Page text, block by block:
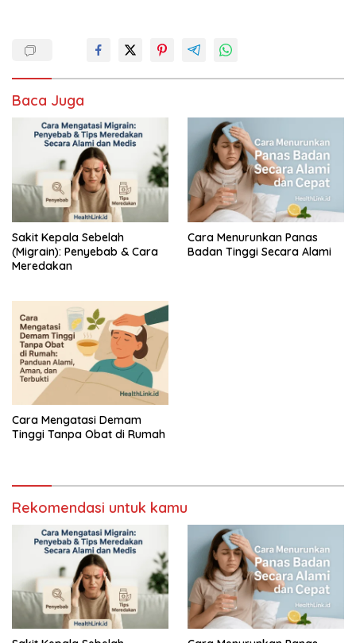
Baca Juga
Sakit Kepala Sebelah
(Migrain): Penyebab & Cara
Meredakan
Cara Menurunkan Panas
Badan Tinggi Secara Alami
Cara Mengatasi Demam
Tinggi Tanpa Obat di Rumah
Rekomendasi untuk kamu